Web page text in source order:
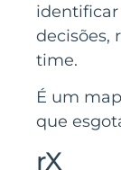
decisões,
time.
É um
que
rX